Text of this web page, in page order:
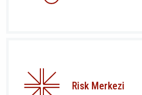
Risk Merkezi